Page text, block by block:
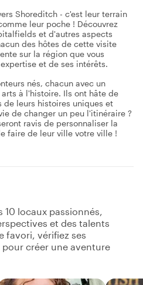
Shoreditch - c'est leur terrain
leur poche ! Découvrez
et d'autres aspects
des hôtes de cette visite
sur la région que vous
et de ses intérêts.
nés, chacun avec un
à l'histoire. Ils ont hâte de
de leurs histoires uniques et
de changer un peu l'itinéraire ?
ravis de personnaliser la
faire de leur ville votre ville !
10 locaux passionnés,
et des talents
favori, vérifiez ses
créer une aventure